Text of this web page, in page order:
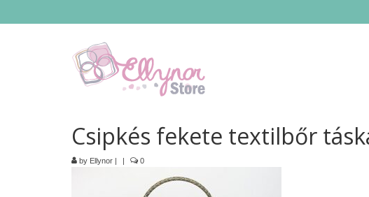
Csipkés fekete textilbőr
by Ellynor | | 0